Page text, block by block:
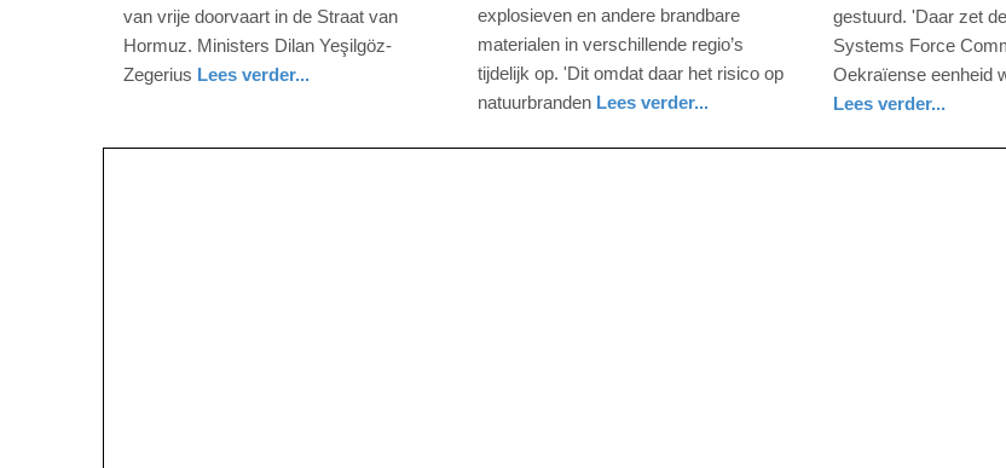
Update:
05-
van vrije doorvaart in de Straat van
Hormuz. Ministers Dilan Yeşilgöz-
Zegerius Lees verder...
Update:
05-
explosieven en andere brandbare
materialen in verschillende regio’s
tijdelijk op. 'Dit omdat daar het risico op
natuurbranden Lees verder...
holland
15:43
05-
gestuurd. 'Daar zet
Systems Force
Oekraïense eenheid
Lees verder...
holland